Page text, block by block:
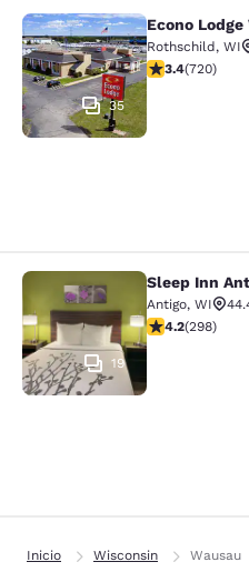
Econo Lodge
35
Econo
Rothschild, WI
calificación de
3.4(720)
Sleep Inn Antigo
19
Sleep Inn
Antigo, WI
calificación de
4.2(298)
Inicio Wisconsin Wausau